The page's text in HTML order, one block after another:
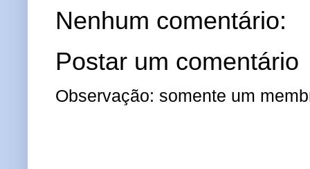
Nenhum comentário:
Postar um comentário
Observação: somente um